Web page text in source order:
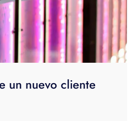
un nuevo cliente